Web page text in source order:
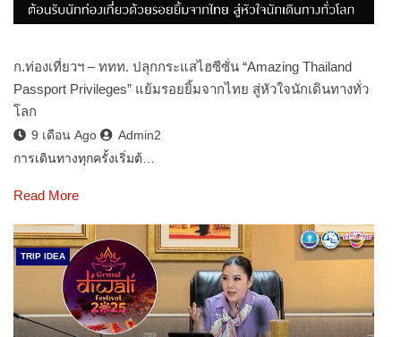
ก.ท่องเที่ยวฯ – ททท. ปลุกกระแสไฮซีซั่น “Amazing Thailand
Passport Privileges” แย้มรอยยิ้มจากไทย สู่หัวใจนักเดินทางทั่ว
โลก
9 เดือน Ago
Admin2
การเดินทางทุกครั้งเริ่มต้…
Read More
TRIP IDEA